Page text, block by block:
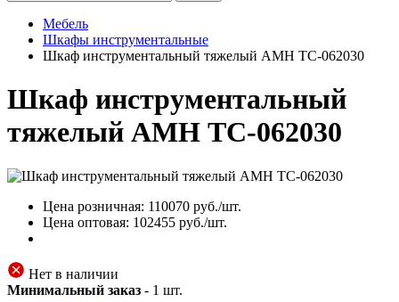
Мебель
Шкафы инструментальные
Шкаф инструментальный тяжелый АМН ТС-062030
Шкаф инструментальный
тяжелый АМН ТС-062030
Цена розничная: 110070 руб./шт.
Цена оптовая: 102455 руб./шт.
Нет в наличии
Минимальный заказ - 1 шт.